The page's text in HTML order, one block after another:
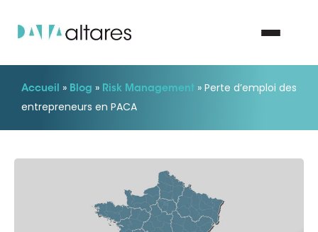
Nous contacter
Vos enjeux
Accueil » Blog » Risk Management » Perte d’emploi des
entrepreneurs en PACA